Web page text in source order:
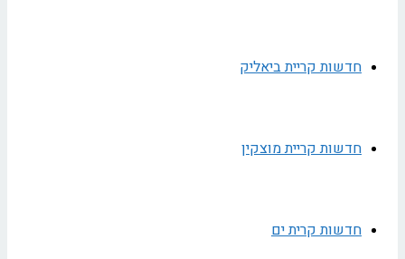
חדשות קריית ביאליק
חדשות קריית מוצקין
חדשות קרית ים